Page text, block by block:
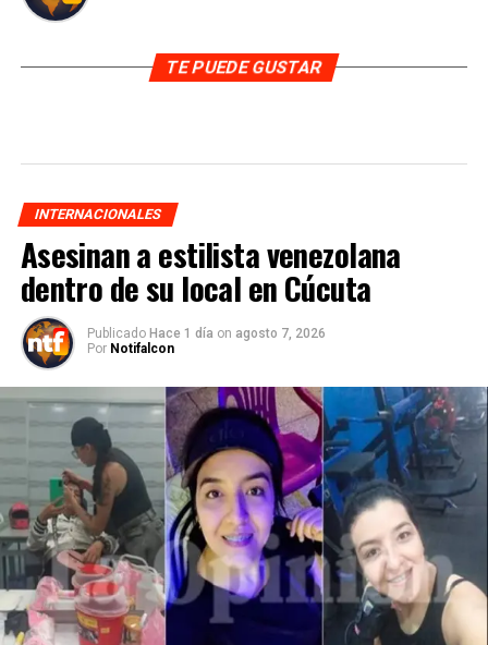
TE PUEDE GUSTAR
INTERNACIONALES
Asesinan a estilista venezolana
dentro de su local en Cúcuta
Publicado Hace 1 día on agosto 7, 2026
Por Notifalcon